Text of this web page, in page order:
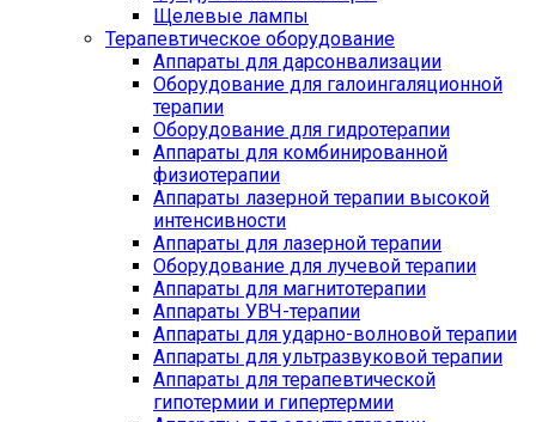
Щелевые лампы
Терапевтическое оборудование
Аппараты для дарсонвализации
Оборудование для галоингаляционной
терапии
Оборудование для гидротерапии
Аппараты для комбинированной
физиотерапии
Аппараты лазерной терапии высокой
интенсивности
Аппараты для лазерной терапии
Оборудование для лучевой терапии
Аппараты для магнитотерапии
Аппараты УВЧ-терапии
Аппараты для ударно-волновой терапии
Аппараты для ультразвуковой терапии
Аппараты для терапевтической
гипотермии и гипертермии